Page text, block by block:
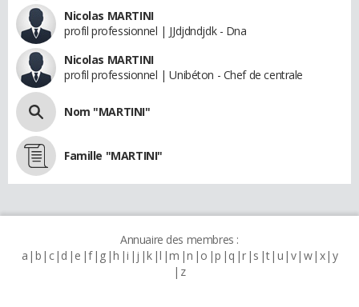
Nicolas MARTINI
profil professionnel | JJdjdndjdk - Dna
Nicolas MARTINI
profil professionnel | Unibéton - Chef de centrale
Nom "MARTINI"
Famille "MARTINI"
Annuaire des membres :
a b c d e f g h i j k l m n o p q r s t u v w x y
z